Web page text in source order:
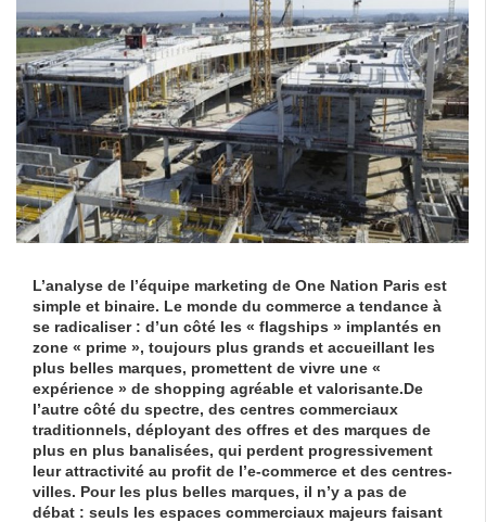
L’analyse de l’équipe marketing de One Nation Paris est
simple et binaire. Le monde du commerce a tendance à
se radicaliser : d’un côté les « flagships » implantés en
zone « prime », toujours plus grands et accueillant les
plus belles marques, promettent de vivre une «
expérience » de shopping agréable et valorisante.De
l’autre côté du spectre, des centres commerciaux
traditionnels, déployant des offres et des marques de
plus en plus banalisées, qui perdent progressivement
leur attractivité au profit de l’e-commerce et des centres-
villes. Pour les plus belles marques, il n’y a pas de
débat : seuls les espaces commerciaux majeurs faisant